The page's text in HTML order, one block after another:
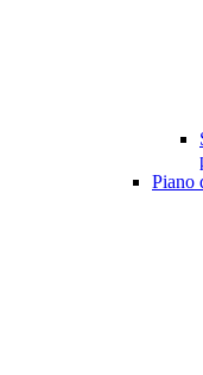
Piano